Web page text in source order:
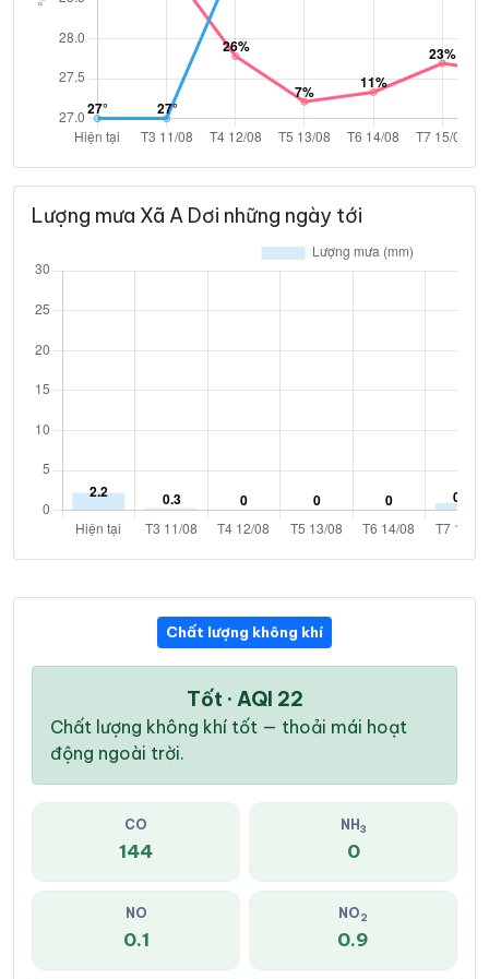
Lượng mưa Xã A Dơi những ngày tới
Chất lượng không khí
Tốt · AQI 22
Chất lượng không khí tốt — thoải mái hoạt
động ngoài trời.
CO
144
NH 3
0
NO
0.1
NO2
0.9